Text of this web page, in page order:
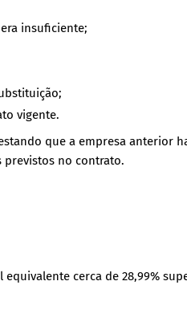
insuficiente;
vigente.
que a empresa anterior
previstos no contrato.
cerca de 28,99%